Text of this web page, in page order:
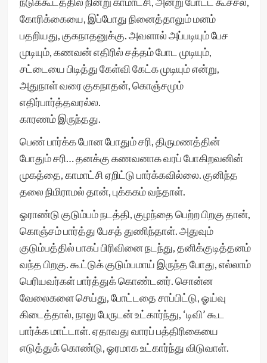
கோரிக்கையை, இப்போது நினைத்தாலும் மனம்
பதறியது, குகநாதனுக்கு. அவளால் அப்படியும் பேச
முடியும், கணவன் எதிரில் சத்தம் போட முடியும்,
சட்டையை பிடித்து கேள்வி கேட்க முடியும் என்று,
அதுநாள் வரை குகநாதன், கொஞ்சமும்
எதிர்பார்த்தவரல்ல.
காரணம் இருந்தது.
பெண் பார்க்க போன போதும் சரி, திருமணத்தின்
போதும் சரி… தனக்கு கணவனாக வரப் போகிறவனின்
முகத்தை, காமாட்சி ஏறிட்டு பார்க்கவில்லை. குனிந்த
தலை நிமிராமல் தான், புக்ககம் வந்தாள்.
ஓராண்டு குடும்பம் நடத்தி, குழந்தை பெற்ற பிறகு தான்,
கொஞ்சம் பார்த்து பேசத் துணிந்தாள். அதுவும்
குடும்பத்தில் பாகப் பிரிவினை நடந்து, தனிக்குடித்தனம்
வந்த பிறகு. கூட்டுக் குடும்பமாய் இருந்த போது, எல்லாம்
பெரியவர்கள் பார்த்துக் கொண்டனர். சொன்ன
வேலைகளை செய்து, போட்டதை சாப்பிட்டு, ஓய்வு
கிடைத்தால், நாலு பேருடன் உட்கார்ந்து, ‘டிவி’ கூட
பார்க்க மாட்டாள். ஏதாவது வாரப் பத்திரிகையை
எடுத்துக் கொண்டு, ஓரமாக உட்கார்ந்து விடுவாள்.